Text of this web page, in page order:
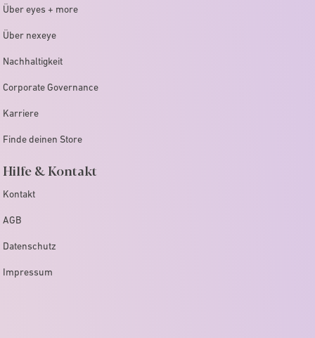
Über eyes + more
Über nexeye
Nachhaltigkeit
Corporate Governance
Karriere
Finde deinen Store
Hilfe & Kontakt
Kontakt
AGB
Datenschutz
Impressum